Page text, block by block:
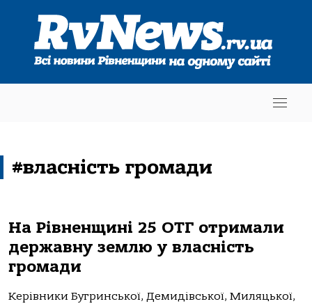
#власність громади
На Рівненщині 25 ОТГ отримали
державну землю у власність
громади
Керівники Бугринської, Демидівської, Миляцької,